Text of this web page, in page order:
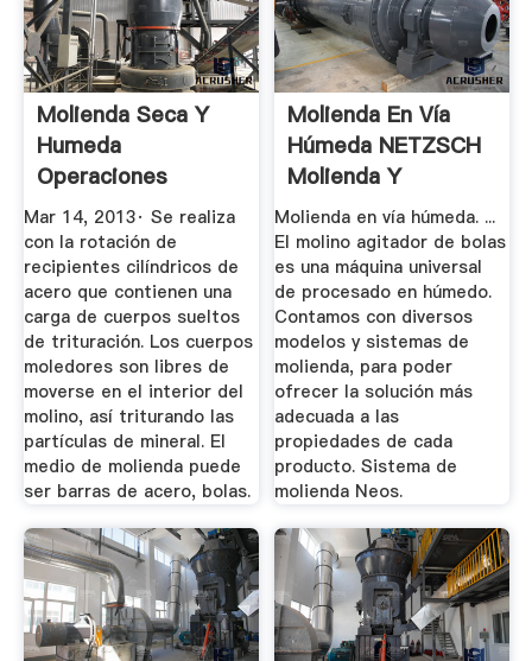
Molienda Seca Y
Humeda
Operaciones
Unitarias 1
Mar 14, 2013· Se realiza
con la rotación de
recipientes cilíndricos de
acero que contienen una
carga de cuerpos sueltos
de trituración. Los cuerpos
moledores son libres de
moverse en el interior del
molino, así triturando las
partículas de mineral. El
medio de molienda puede
ser barras de acero, bolas.
Molienda En Vía
Húmeda NETZSCH
Molienda Y
Dispersión
Molienda en vía húmeda. ...
El molino agitador de bolas
es una máquina universal
de procesado en húmedo.
Contamos con diversos
modelos y sistemas de
molienda, para poder
ofrecer la solución más
adecuada a las
propiedades de cada
producto. Sistema de
molienda Neos.